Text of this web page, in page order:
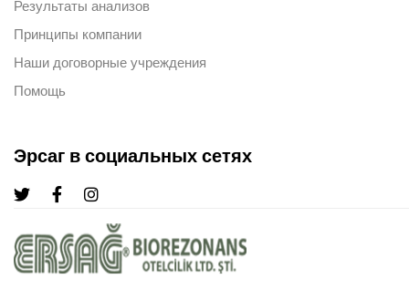
Результаты анализов
Принципы компании
Наши договорные учреждения
Помощь
Эрсаг в социальных сетях